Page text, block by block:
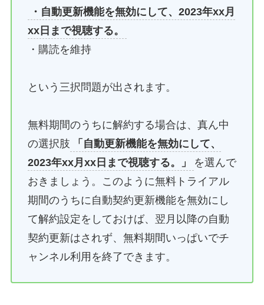
・自動更新機能を無効にして、2023年xx月
xx日まで視聴する。
・購読を維持
という三択問題が出されます。
無料期間のうちに解約する場合は、真ん中
の選択肢
「自動更新機能を無効にして、
2023年xx月xx日まで視聴する。」
を選んで
おきましょう。このように無料トライアル
期間のうちに自動契約更新機能を無効にし
て解約設定をしておけば、翌月以降の自動
契約更新はされず、無料期間いっぱいでチ
ャンネル利用を終了できます。